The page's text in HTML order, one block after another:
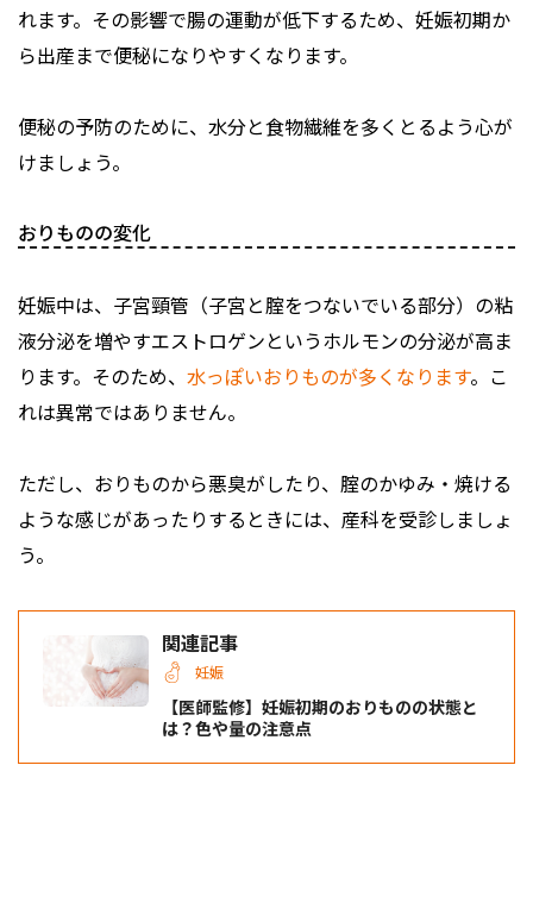
れます。その影響で腸の運動が低下するため、妊娠初期か
ら出産まで便秘になりやすくなります。
便秘の予防のために、水分と食物繊維を多くとるよう心が
けましょう。
おりものの変化
妊娠中は、子宮頸管（子宮と腟をつないでいる部分）の粘
液分泌を増やすエストロゲンというホルモンの分泌が高ま
ります。そのため、 水っぽいおりものが多くなります。こ
れは異常ではありません。
ただし、おりものから悪臭がしたり、腟のかゆみ・焼ける
ような感じがあったりするときには、産科を受診しましょ
う。
関連記事
妊娠
【医師監修】妊娠初期のおりものの状態と
は？色や量の注意点